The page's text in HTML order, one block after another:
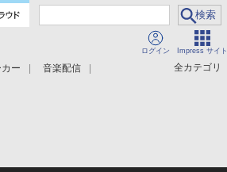
ログイン Impress サイト
全カテゴリ
ー
音楽配信